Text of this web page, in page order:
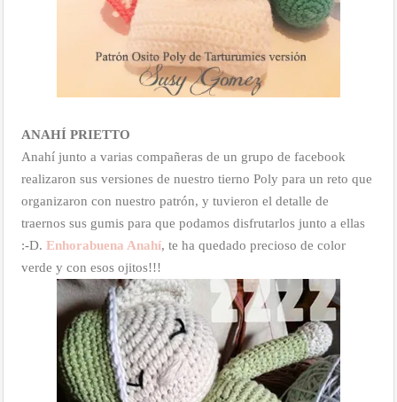
ANAHÍ PRIETTO
Anahí junto a varias compañeras de un grupo de facebook
realizaron sus versiones de nuestro tierno Poly para un reto que
organizaron con nuestro patrón, y tuvieron el detalle de
traernos sus gumis para que podamos disfrutarlos junto a ellas
:-D. Enhorabuena Anahí, te ha quedado precioso de color
verde y con esos ojitos!!!